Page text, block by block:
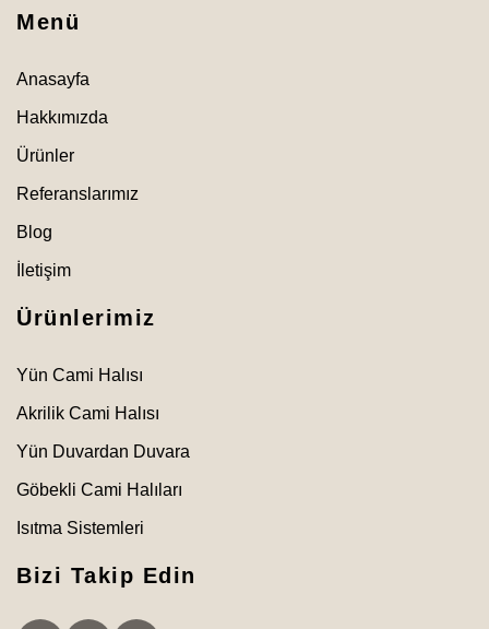
Menü
Anasayfa
Hakkımızda
Ürünler
Referanslarımız
Blog
İletişim
Ürünlerimiz
Yün Cami Halısı
Akrilik Cami Halısı
Yün Duvardan Duvara
Göbekli Cami Halıları
Isıtma Sistemleri
Bizi Takip Edin